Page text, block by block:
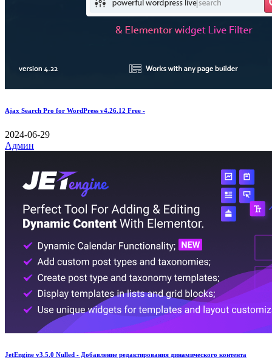
Ajax Search Pro for WordPress v4.26.12 Free -
2024-06-29
Админ
JetEngine v3.5.0 Nulled - Добавление редактирования динамического контента